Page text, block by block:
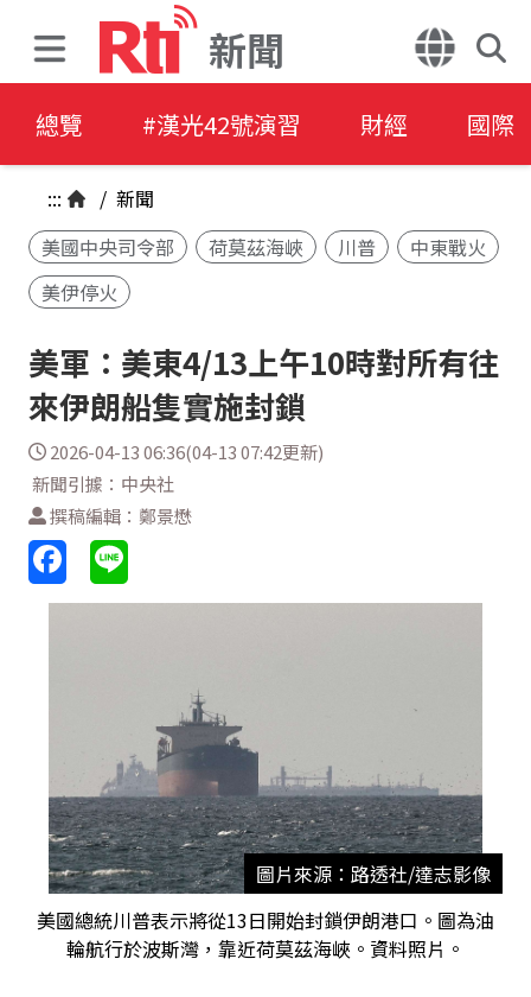
新聞
總覽 #漢光42號演習 財經 國際
::: / 新聞
美國中央司令部
荷莫茲海峽 川普
中東戰火
美伊停火
美軍：美東4/13上午10時對所有往
來伊朗船隻實施封鎖
2026-04-13 06:36(04-13 07:42更新)
新聞引據：中央社
撰稿編輯：鄭景懋
圖片來源：路透社/達志影像
美國總統川普表示將從13日開始封鎖伊朗港口。圖為油
輪航行於波斯灣，靠近荷莫茲海峽。資料照片。